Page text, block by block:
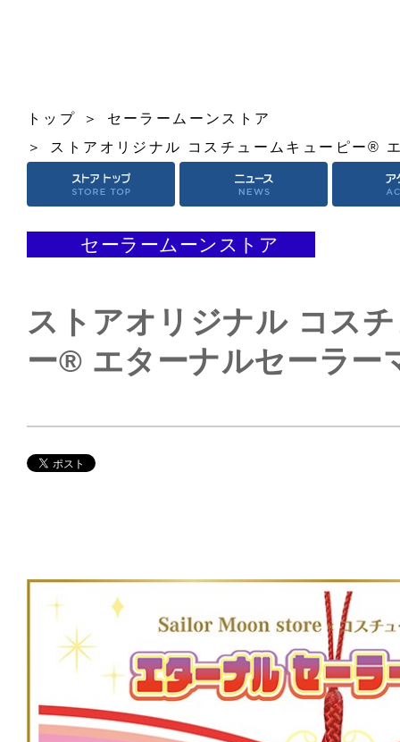
トップ
セーラームーンストア
ストアオリジナル コスチュームキューピー®
セーラームーンストア
ストアオリジナル コス
ー® エターナルセーラー